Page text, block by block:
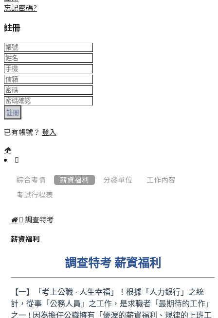
忘記密碼?
註冊
註冊
已有帳號？ 登入
綜合考情 薪資福利 分發單位 工作內容
考試行程表
調查特考
薪資福利
調查特考 薪資福利
【一】「考上公職 · 人生幸福」！根據「人力銀行」 之統
計，從事「公務人員」之工作，是求職者「最期待的工作」
之一 ! 因為擔任公職擁有「優渥的薪資福利、規律的上班工